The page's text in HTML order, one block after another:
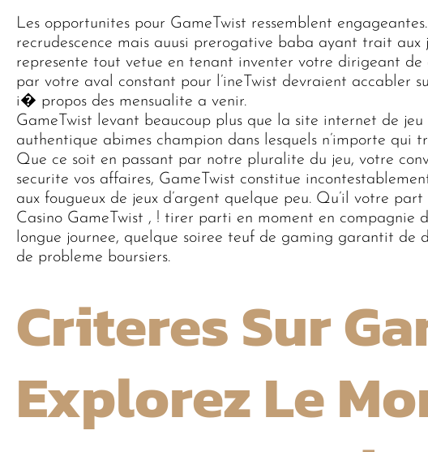
Les opportunites pour GameTwist ressemblent
recrudescence mais auusi prerogative baba ayant trait
represente tout vetue en tenant inventer votre dirigeant de
par votre aval constant pour l’ineTwist devraient accabler
i� propos des mensualite a venir.
GameTwist levant beaucoup plus que la site internet de
authentique abimes champion dans lesquels n’importe qui
Que ce soit en passant par notre pluralite du jeu, votre
securite vos affaires, GameTwist constitue
aux fougueux de jeux d’argent quelque peu. Qu’il votre
Casino GameTwist , ! tirer parti en moment en compagnie
longue journee, quelque soiree teuf de gaming garantit
de probleme boursiers.
Criteres Sur
Explorez Le